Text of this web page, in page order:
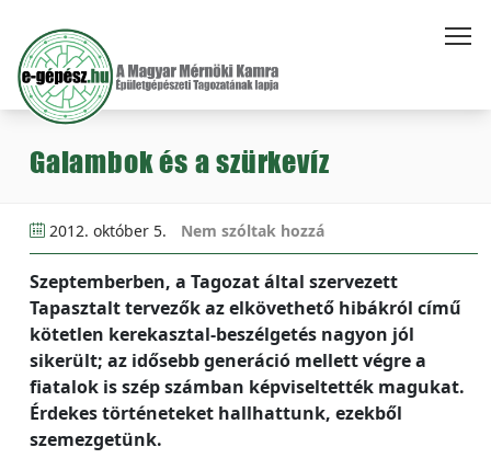
Galambok és a szürkevíz
2012. október 5. Nem szóltak hozzá
Szeptemberben, a Tagozat által szervezett
Tapasztalt tervezők az elkövethető hibákról című
kötetlen kerekasztal-beszélgetés nagyon jól
sikerült; az idősebb generáció mellett végre a
fiatalok is szép számban képviseltették magukat.
Érdekes történeteket hallhattunk, ezekből
szemezgetünk.